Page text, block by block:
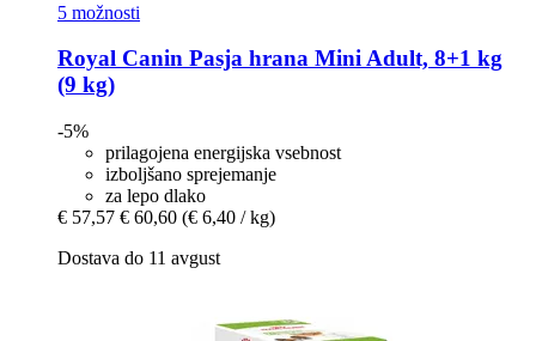
5 možnosti
Royal Canin Pasja hrana Mini Adult, 8+1 kg
(9 kg)
-5%
prilagojena energijska vsebnost
izboljšano sprejemanje
za lepo dlako
€ 57,57 € 60,60 (€ 6,40 / kg)
Dostava do 11 avgust